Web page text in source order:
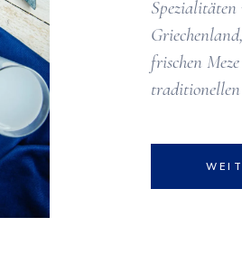
Spezialitäten
frischen
traditionellen